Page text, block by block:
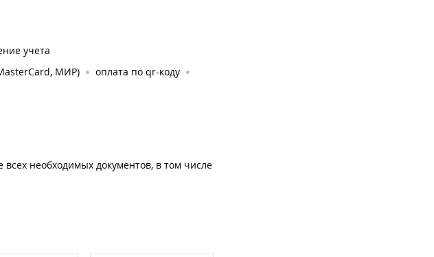
учета
МИР)
оплата по qr-коду
всех необходимых документов, в том числе